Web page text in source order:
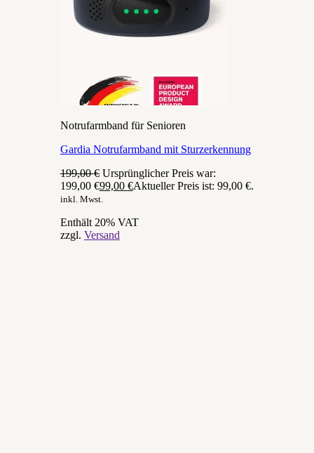
Notrufarmband für Senioren
Gardia Notrufarmband mit Sturzerkennung
199,00€ Ursprünglicher Preis war:
199,00 €99,00 €Aktueller Preis ist: 99,00 €.
inkl. Mwst.
Enthält 20% VAT
zzgl. Versand